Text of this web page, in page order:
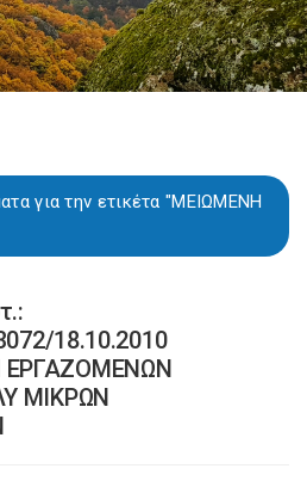
για την ετικέτα "ΜΕΙΩΜΕΝΗ
18.10.2010
ΜΙΚΡΩΝ